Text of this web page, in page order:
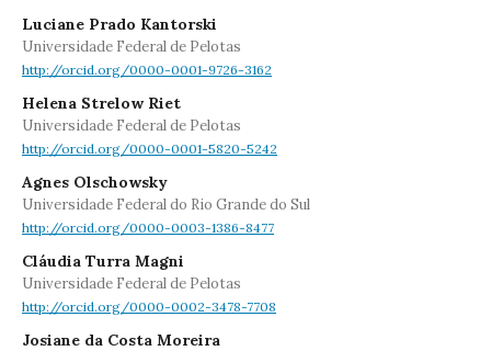
Luciane Prado Kantorski
Universidade Federal de Pelotas
http://orcid.org/0000-0001-9726-3162
Helena Strelow Riet
Universidade Federal de Pelotas
http://orcid.org/0000-0001-5820-5242
Agnes Olschowsky
Universidade Federal do Rio Grande do Sul
http://orcid.org/0000-0003-1386-8477
Cláudia Turra Magni
Universidade Federal de Pelotas
http://orcid.org/0000-0002-3478-7708
Josiane da Costa Moreira